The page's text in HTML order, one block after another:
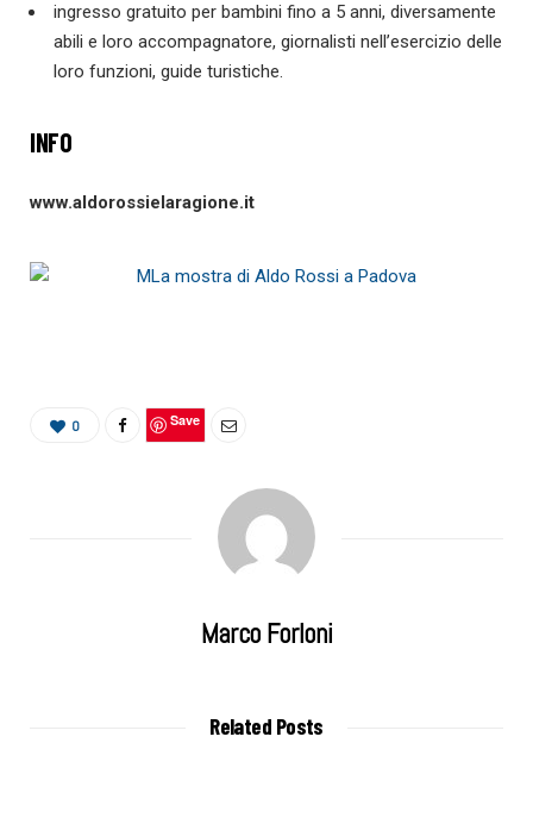
ingresso gratuito per bambini fino a 5 anni, diversamente
abili e loro accompagnatore, giornalisti nell’esercizio delle
loro funzioni, guide turistiche.
INFO
www.aldorossielaragione.it
0 Save
Marco Forloni
Related Posts